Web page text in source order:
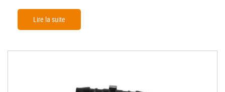
Lire la suite